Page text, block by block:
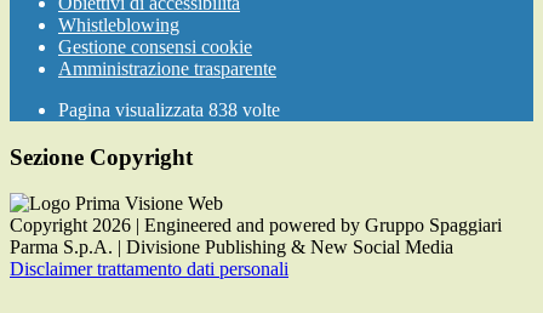
Whistleblowing
Gestione consensi cookie
Amministrazione trasparente
Pagina visualizzata 838 volte
Sezione Copyright
Copyright 2026 | Engineered and powered by Gruppo Spaggiari
Parma S.p.A. | Divisione Publishing & New Social Media
Disclaimer trattamento dati personali